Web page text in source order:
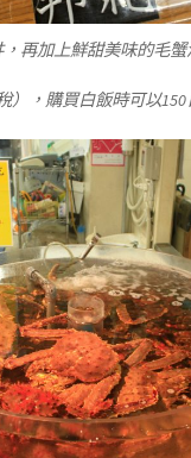
再加上鮮甜美味的毛
），購買白飯時可以150